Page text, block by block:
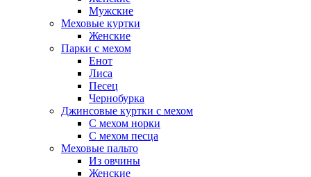
Мужские
Меховые куртки
Женские
Парки с мехом
Енот
Лиса
Песец
Чернобурка
Джинсовые куртки с мехом
С мехом норки
С мехом песца
Меховые пальто
Из овчины
Женские